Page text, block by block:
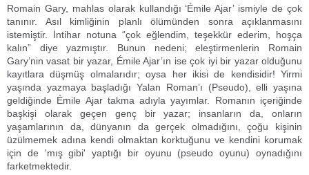
Romain Gary, mahlas olarak kullandığı ‘Émile Ajar’ ismiyle de çok
tanınır. Asıl kimliğinin planlı ölümünden sonra açıklanmasını
istemiştir. İntihar notuna “çok eğlendim, teşekkür ederim, hoşça
kalın” diye yazmıştır. Bunun nedeni; eleştirmenlerin Romain
Gary’nin vasat bir yazar, Émile Ajar’ın ise çok iyi bir yazar olduğunu
kayıtlara düşmüş olmalarıdır; oysa her ikisi de kendisidir! Yirmi
yaşında yazmaya başladığı Yalan Roman’ı (Pseudo), elli yaşına
geldiğinde Émile Ajar takma adıyla yayımlar. Romanın içeriğinde
başkişi olarak geçen genç bir yazar; insanların da, onların
yaşamlarının da, dünyanın da gerçek olmadığını, çoğu kişinin
üzülmemek adına kendi olmaktan korktuğunu ve kendini korumak
için de 'mış gibi' yaptığı bir oyunu (pseudo oyunu) oynadığını
farketmektedir.